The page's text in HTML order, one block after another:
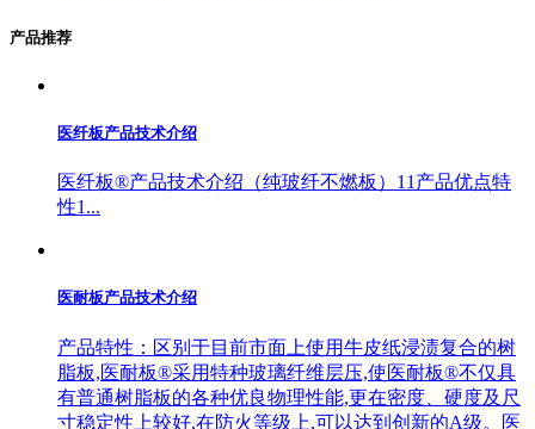
产品推荐
医纤板产品技术介绍
医纤板®产品技术介绍（纯玻纤不燃板）11产品优点特
性1...
医耐板产品技术介绍
产品特性：区别于目前市面上使用牛皮纸浸渍复合的树
脂板,医耐板®采用特种玻璃纤维层压,使医耐板®不仅具
有普通树脂板的各种优良物理性能,更在密度、硬度及尺
寸稳定性上较好,在防火等级上,可以达到创新的A级。医